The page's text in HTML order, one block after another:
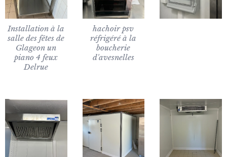
Installation à la
salle des fêtes de
Glageon un
piano 4 feux
Delrue
hachoir psv
réfrigéré à la
boucherie
d'avesnelles